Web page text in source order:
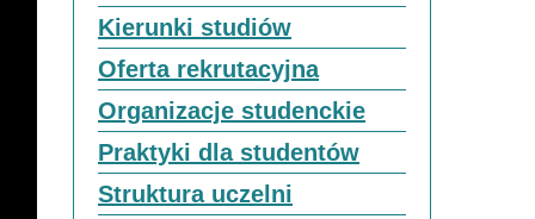
Kierunki studiów
Oferta rekrutacyjna
Organizacje studenckie
Praktyki dla studentów
Struktura uczelni